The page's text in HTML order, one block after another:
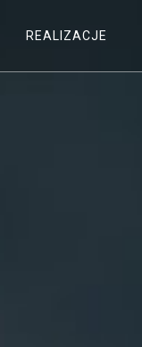
REALIZACJE